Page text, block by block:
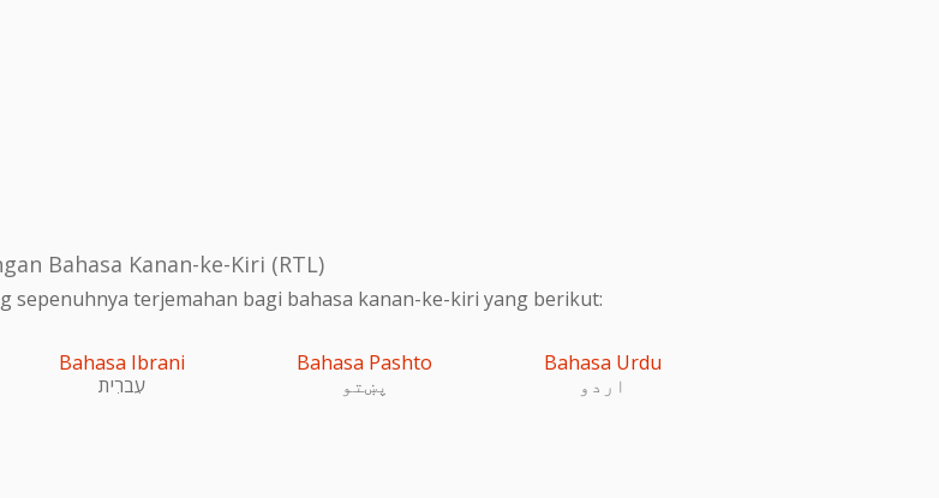
Bahasa Kanan-ke-Kiri (RTL)
sepenuhnya terjemahan bagi bahasa kanan-ke-kiri yang berikut:
Bahasa Ibrani
עִברִית
Bahasa Pashto
پښتو
Bahasa Urdu
اردو